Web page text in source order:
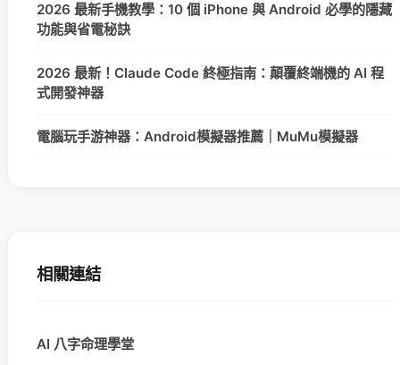
2026 最新手機教學：10 個 iPhone 與 Android 必學的隱藏
功能與省電秘訣
2026 最新！Claude Code 終極指南：顛覆終端機的 AI 程
式開發神器
電腦玩手游神器：Android模擬器推薦｜MuMu模擬器
相關連結
AI 八字命理學堂